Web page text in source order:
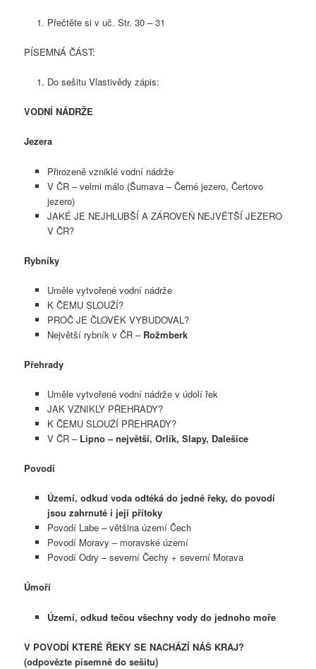
Přečtěte si v uč. Str. 30 – 31
PÍSEMNÁ ČÁST:
Do sešitu Vlastivědy zápis:
VODNÍ NÁDRŽE
Jezera
Přirozeně vzniklé vodní nádrže
V ČR – velmi málo (Šumava – Černé jezero, Čertovo
jezero)
JAKÉ JE NEJHLUBŠÍ A ZÁROVEŇ NEJVĚTŠÍ JEZERO
V ČR?
Rybníky
Uměle vytvořené vodní nádrže
K ČEMU SLOUŽÍ?
PROČ JE ČLOVĚK VYBUDOVAL?
Největší rybník v ČR – Rožmberk
Přehrady
Uměle vytvořené vodní nádrže v údolí řek
JAK VZNIKLY PŘEHRADY?
K ČEMU SLOUŽÍ PŘEHRADY?
V ČR – Lipno – největší, Orlík, Slapy, Dalešice
Povodí
Území, odkud voda odtéká do jedné řeky, do povodí
jsou zahrnuté i její přítoky
Povodí Labe – většina území Čech
Povodí Moravy – moravské území
Povodí Odry – severní Čechy + severní Morava
Úmoří
Území, odkud tečou všechny vody do jednoho moře
V POVODÍ KTERÉ ŘEKY SE NACHÁZÍ NÁŠ KRAJ?
(odpovězte písemně do sešitu)